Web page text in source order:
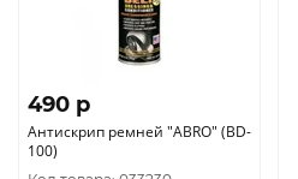
490 p
Антискрип ремней "ABRO" (BD-
100)